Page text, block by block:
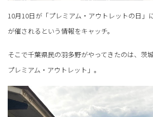
10月10日が「プレミアム・アウトレットの日」
が催されるという情報をキャッチ。
そこで千葉県民の羽多野がやってきたのは、茨
プレミアム・アウトレット」。